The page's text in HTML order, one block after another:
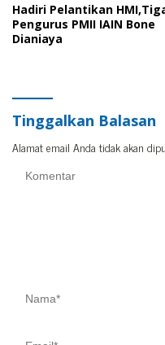
Hadiri Pelantikan
Pengurus PMII IAIN Bone
Dianiaya
Tinggalkan Balasan
Alamat email Anda tidak akan